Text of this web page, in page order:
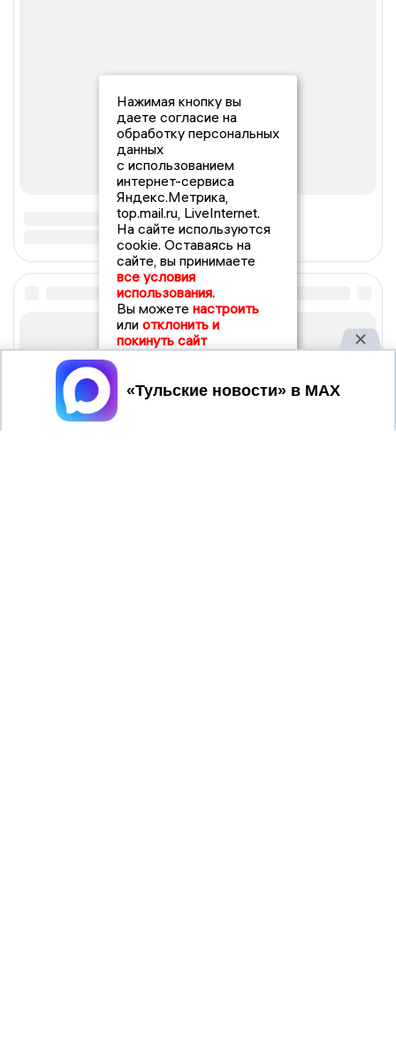
Нажимая кнопку вы
даете согласие на
обработку персональных
данных
с использованием
интернет-сервиса
Яндекс.Метрика,
top.mail.ru, LiveInternet.
На сайте используются
cookie. Оставаясь на
сайте, вы принимаете
все условия
использования.
Вы можете настроить
или отклонить и
покинуть сайт
Принять